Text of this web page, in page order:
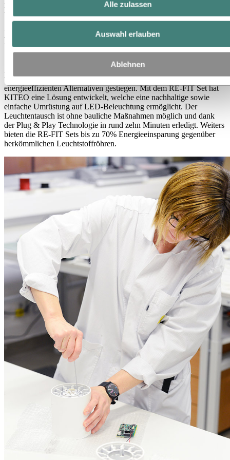
Alle zulassen
Auswahl erlauben
Ablehnen
Lichtlösungen rund 56% CO
-Emissionen eingespart werden.
KITEO RE-FIT als effektive
Umrüstlösung
Angesichts des Verkaufsverbots herkömmlicher Leuchtstoffröhren,
welches im August 2023 in Kraft getreten ist, ist der Bedarf an
energieeffizienten Alternativen gestiegen. Mit dem RE-FIT Set hat
KITEO eine Lösung entwickelt, welche eine nachhaltige sowie
einfache Umrüstung auf LED-Beleuchtung ermöglicht. Der
Leuchtentausch ist ohne bauliche Maßnahmen möglich und dank
der Plug & Play Technologie in rund zehn Minuten erledigt. Weiters
bieten die RE-FIT Sets bis zu 70% Energieeinsparung gegenüber
herkömmlichen Leuchtstoffröhren.